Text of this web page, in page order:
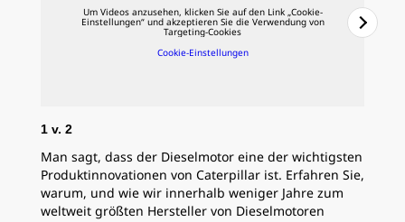
Um Videos anzusehen, klicken Sie auf den Link „Cookie-
Einstellungen“ und akzeptieren Sie die Verwendung von
Targeting-Cookies
Cookie-Einstellungen
1 v. 2
Man sagt, dass der Dieselmotor eine der wichtigsten
Produktinnovationen von Caterpillar ist. Erfahren Sie,
warum, und wie wir innerhalb weniger Jahre zum
weltweit größten Hersteller von Dieselmotoren